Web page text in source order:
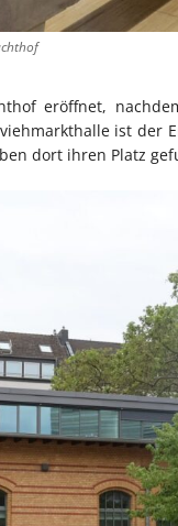
eröffnet,
ist der
dort ihren Platz